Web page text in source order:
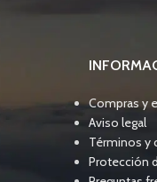
Compras y
Aviso legal
Términos y
Protección